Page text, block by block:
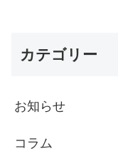
カテゴリー
お知らせ
コラム